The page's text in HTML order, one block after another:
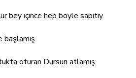
bey içince hep böyle sapitiy.
oturan Dursun atlamış.